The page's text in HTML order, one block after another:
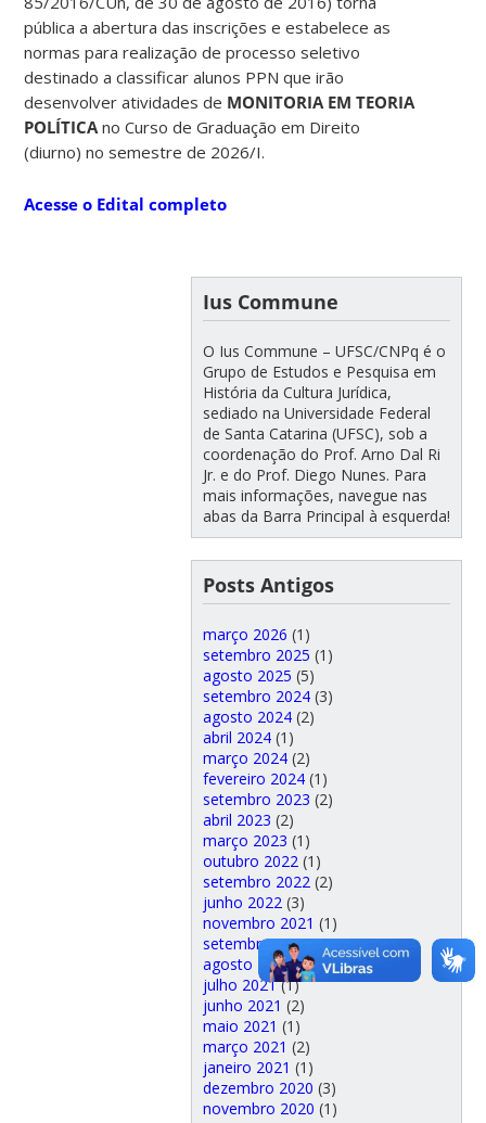
pública a abertura das inscrições e estabelece as
normas para realização de processo seletivo
destinado a classificar alunos PPN que irão
desenvolver atividades de MONITORIA EM TEORIA
POLÍTICAno Curso de Graduação em Direito
(diurno) no semestre de 2026/I.
Acesse o Edital completo
Ius Commune
O Ius Commune – UFSC/CNPq é o
Grupo de Estudos e Pesquisa em
História da Cultura Jurídica,
sediado na Universidade Federal
de Santa Catarina (UFSC), sob a
coordenação do Prof. Arno Dal Ri
Jr. e do Prof. Diego Nunes. Para
mais informações, navegue nas
abas da Barra Principal à esquerda!
Posts Antigos
março 2026 (1)
setembro 2025 (1)
agosto 2025 (5)
setembro 2024(3)
agosto 2024(2)
abril 2024(1)
março 2024(2)
fevereiro 2024(1)
setembro 2023 (2)
abril 2023 (2)
março 2023 (1)
outubro 2022 (1)
setembro 2022 (2)
junho 2022 (3)
novembro 2021 (1)
setembro 2021(1)
agosto 2021(3)
julho 2021(1)
junho 2021 (2)
maio 2021 (1)
março 2021 (2)
janeiro 2021 (1)
dezembro 2020 (3)
novembro 2020 (1)